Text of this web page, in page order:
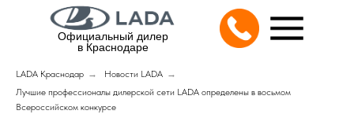
Официальный дилер
в Краснодаре
LADA Краснодар → Новости LADA →
Лучшие профессионалы дилерской сети LADA определены в восьмом
Всероссийском конкурсе